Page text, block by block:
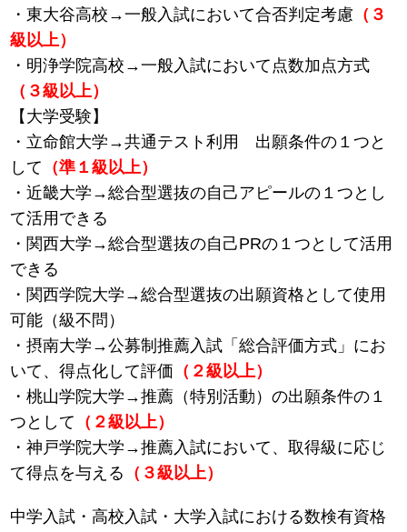
・東大谷高校→一般入試において合否判定考慮 （３
級以上）
・明浄学院高校→一般入試において点数加点方式
（３級以上）
【大学受験】
・立命館大学→共通テスト利用 出願条件の１つと
して
（準１級以上）
・近畿大学→総合型選抜の自己アピールの１つとし
て活用できる
・関西大学→総合型選抜の自己PRの１つとして活用
できる
・関西学院大学→総合型選抜の出願資格として使用
可能（級不問）
・摂南大学→公募制推薦入試「総合評価方式」にお
いて、得点化して評価 （２級以上）
・桃山学院大学→推薦（特別活動）の出願条件の１
つとして
（２級以上）
・神戸学院大学→推薦入試において、取得級に応じ
て得点を与える
（３級以上）
中学入試・高校入試・大学入試における数検有資格